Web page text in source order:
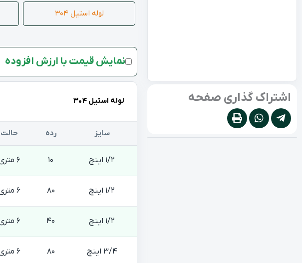
اشتراک گذاری صفحه
لوله استیل 304
نمایش قیمت با ارزش افزوده
لوله استیل 304
سایز رده حالت
1/2 اینچ 10 6 متری
1/2 اینچ 80 6 متری
1/2 اینچ 40 6 متری
3/4 اینچ 80 6 متری